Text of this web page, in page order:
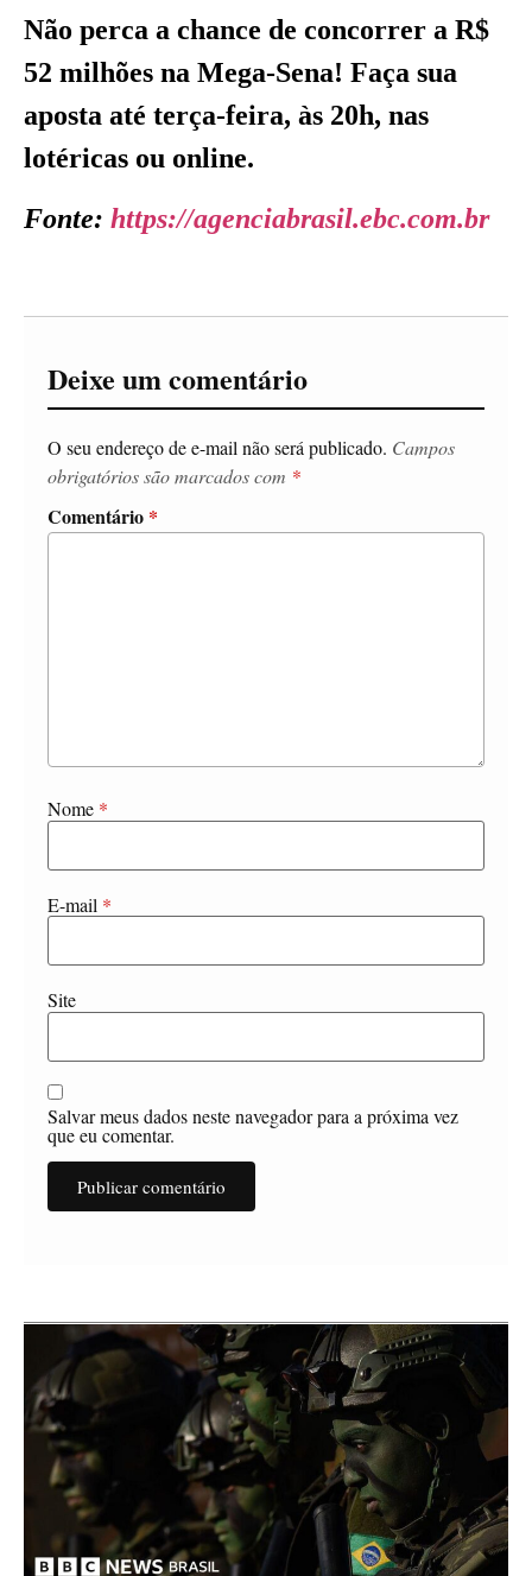
Não perca a chance de concorrer a R$
52 milhões na Mega-Sena! Faça sua
aposta até terça-feira, às 20h, nas
lotéricas ou online.
Fonte: https://agenciabrasil.ebc.com.br
Deixe um comentário
O seu endereço de e-mail não será publicado. Campos
obrigatórios são marcados com *
Comentário *
Nome *
E-mail *
Site
Salvar meus dados neste navegador para a próxima vez
que eu comentar.